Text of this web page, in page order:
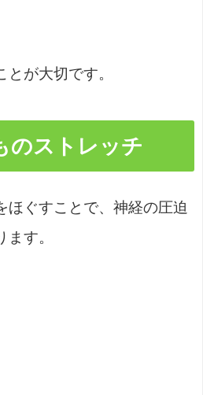
が大切です。
のストレッチ
ほぐすことで、神経の圧迫
す。